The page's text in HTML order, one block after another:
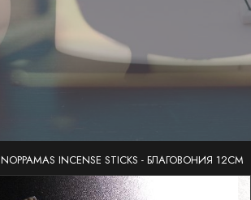
NOPPAMAS INCENSE STICKS - БЛАГОВОНИЯ 12СМ